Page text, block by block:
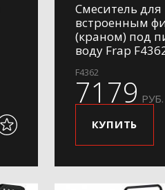
Смеситель для
встроенным
(краном) под
воду Frap
F4362
7179 РУБ.
КУПИТЬ